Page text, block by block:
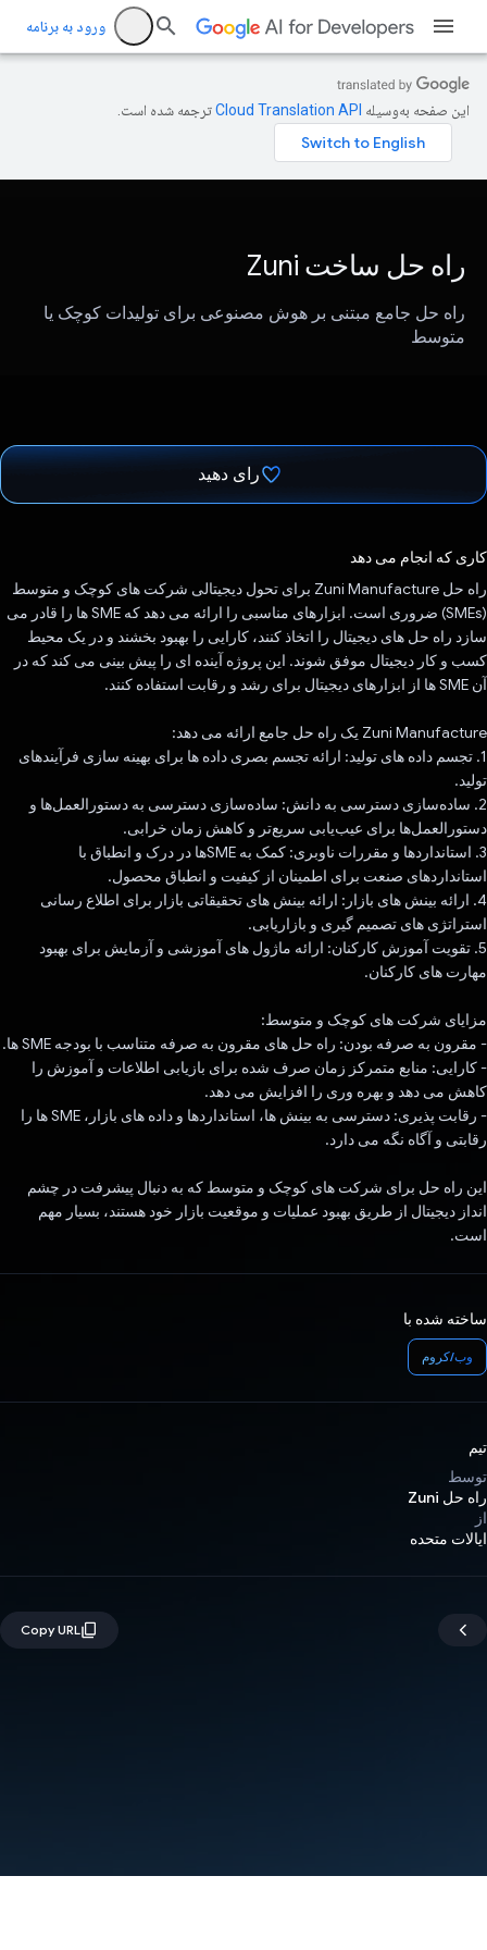
ورود به برنامه
این صفحه به‌وسیله ترجمه شده است.
راه حل ساخت Zuni
راه حل جامع مبتنی بر هوش مصنوعی برای تولیدات کوچک یا
متوسط
رای دهید
کاری که انجام می دهد
راه حل Zuni Manufacture برای تحول دیجیتالی شرکت های کوچک و متوسط ​​
(SMEs) ضروری است. ابزارهای مناسبی را ارائه می دهد که SME ها را قادر می
سازد راه حل های دیجیتال را اتخاذ کنند، کارایی را بهبود بخشند و در یک محیط
کسب و کار دیجیتال موفق شوند. این پروژه آینده ای را پیش بینی می کند که در
آن SME ها از ابزارهای دیجیتال برای رشد و رقابت استفاده کنند.
Zuni Manufacture یک راه حل جامع ارائه می دهد:
1. تجسم داده های تولید: ارائه تجسم بصری داده ها برای بهینه سازی فرآیندهای
تولید.
2. ساده‌سازی دسترسی به دانش: ساده‌سازی دسترسی به دستورالعمل‌ها و
دستورالعمل‌ها برای عیب‌یابی سریع‌تر و کاهش زمان خرابی.
3. استانداردها و مقررات ناوبری: کمک به SMEها در درک و انطباق با
استانداردهای صنعت برای اطمینان از کیفیت و انطباق محصول.
4. ارائه بینش های بازار: ارائه بینش های تحقیقاتی بازار برای اطلاع رسانی
استراتژی های تصمیم گیری و بازاریابی.
5. تقویت آموزش کارکنان: ارائه ماژول های آموزشی و آزمایش برای بهبود
مهارت های کارکنان.
مزایای شرکت های کوچک و متوسط:
- مقرون به صرفه بودن: راه حل های مقرون به صرفه متناسب با بودجه SME ها.
- کارایی: منابع متمرکز زمان صرف شده برای بازیابی اطلاعات و آموزش را
کاهش می دهد و بهره وری را افزایش می دهد.
- رقابت پذیری: دسترسی به بینش ها، استانداردها و داده های بازار، SME ها را
رقابتی و آگاه نگه می دارد.
این راه حل برای شرکت های کوچک و متوسط ​​که به دنبال پیشرفت در چشم
انداز دیجیتال از طریق بهبود عملیات و موقعیت بازار خود هستند، بسیار مهم
است.
ساخته شده با
وب/کروم
تیم
توسط
راه حل Zuni
از
ایالات متحده